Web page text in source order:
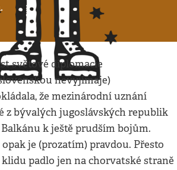
světové diplomacie
nevyjímaje)
že mezinárodní uznání
z bývalých jugoslávských republik
k ještě prudším bojům.
opak je (prozatím) pravdou. Přesto
padlo jen na chorvatské straně